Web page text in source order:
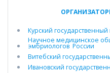
Курский
Научное медицинское
эмбриологов России
Витебский
Ивановский